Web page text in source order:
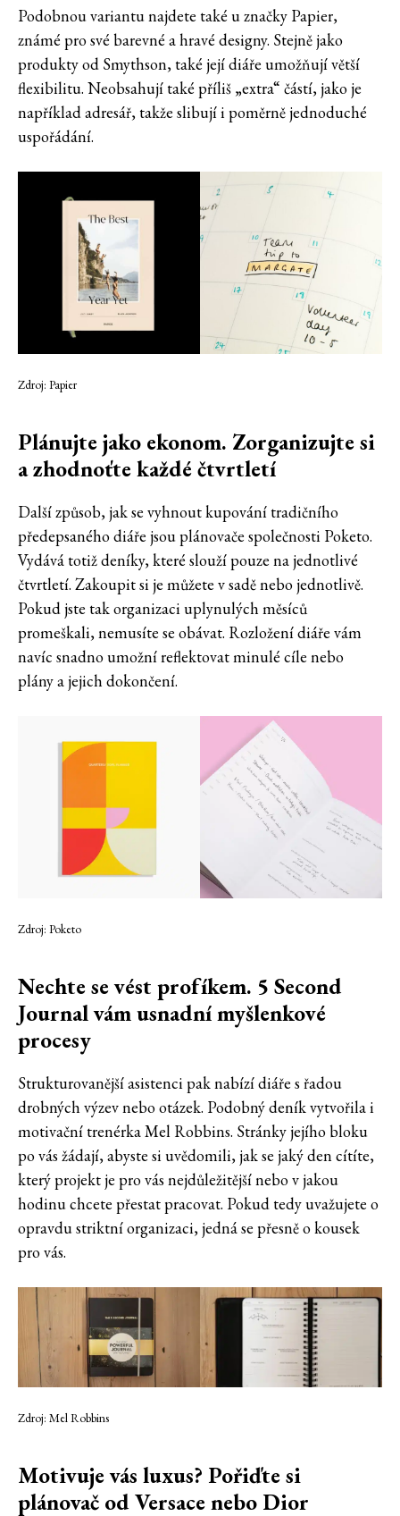
Podobnou variantu najdete také u značky Papier,
známé pro své barevné a hravé designy. Stejně jako
produkty od Smythson, také její diáře umožňují větší
flexibilitu. Neobsahují také příliš „extra“ částí, jako je
například adresář, takže slibují i poměrně jednoduché
uspořádání.
Zdroj: Papier
Plánujte jako ekonom. Zorganizujte si
a zhodnoťte každé čtvrtletí
Další způsob, jak se vyhnout kupování tradičního
předepsaného diáře jsou plánovače společnosti Poketo.
Vydává totiž deníky, které slouží pouze na jednotlivé
čtvrtletí. Zakoupit si je můžete v sadě nebo jednotlivě.
Pokud jste tak organizaci uplynulých měsíců
promeškali, nemusíte se obávat. Rozložení diáře vám
navíc snadno umožní reflektovat minulé cíle nebo
plány a jejich dokončení.
Zdroj: Poketo
Nechte se vést profíkem. 5 Second
Journal vám usnadní myšlenkové
procesy
Strukturovanější asistenci pak nabízí diáře s řadou
drobných výzev nebo otázek. Podobný deník vytvořila i
motivační trenérka Mel Robbins. Stránky jejího bloku
po vás žádají, abyste si uvědomili, jak se jaký den cítíte,
který projekt je pro vás nejdůležitější nebo v jakou
hodinu chcete přestat pracovat. Pokud tedy uvažujete o
opravdu striktní organizaci, jedná se přesně o kousek
pro vás.
Zdroj: Mel Robbins
Motivuje vás luxus? Pořiďte si
plánovač od Versace nebo Dior